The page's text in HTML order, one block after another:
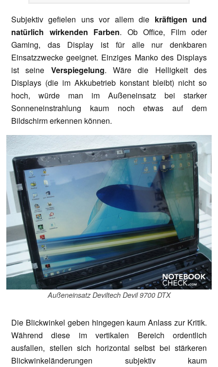
Subjektiv gefielen uns vor allem die kräftigen und
natürlich wirkenden Farben. Ob Office, Film oder
Gaming, das Display ist für alle nur denkbaren
Einsatzzwecke geeignet. Einziges Manko des Displays
ist seine Verspiegelung. Wäre die Helligkeit des
Displays (die im Akkubetrieb konstant bleibt) nicht so
hoch, würde man im Außeneinsatz bei starker
Sonneneinstrahlung kaum noch etwas auf dem
Bildschirm erkennen können.
Außeneinsatz Deviltech Devil 9700 DTX
Die Blickwinkel geben hingegen kaum Anlass zur Kritik.
Während diese im vertikalen Bereich ordentlich
ausfallen, stellen sich horizontal selbst bei stärkeren
Blickwinkeländerungen subjektiv kaum